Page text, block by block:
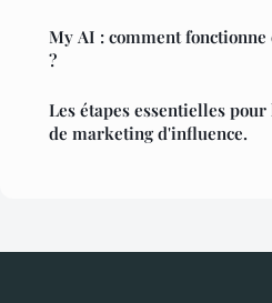
My AI : comment fonctionne
?
Les étapes essentielles
de marketing d'influence.